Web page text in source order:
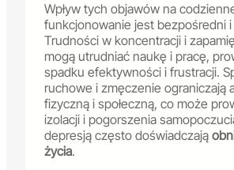
Wpływ tych objawów na
funkcjonowanie jest bezpośredni i
Trudności w koncentracji i
mogą utrudniać naukę i pracę,
spadku efektywności i frustracji.
ruchowe i zmęczenie ograniczają
fizyczną i społeczną, co może
izolacji i pogorszenia
depresją często doświadczają
życia.